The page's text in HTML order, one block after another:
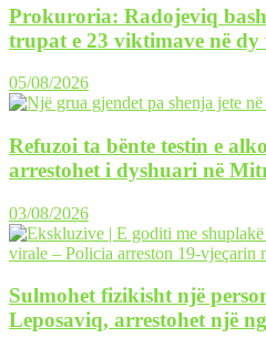
Prokuroria: Radojeviq
trupat e 23 viktimave në dy
05/08/2026
Refuzoi ta bënte testin e
arrestohet i dyshuari në
03/08/2026
Sulmohet fizikisht një
Leposaviq, arrestohet një